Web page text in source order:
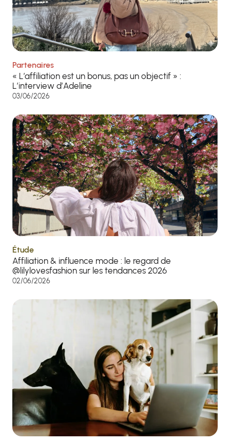
Partenaires
« L’affiliation est un bonus, pas un objectif » :
L’interview d’Adeline
03/06/2026
Étude
Affiliation & influence mode : le regard de
@lilylovesfashion sur les tendances 2026
02/06/2026